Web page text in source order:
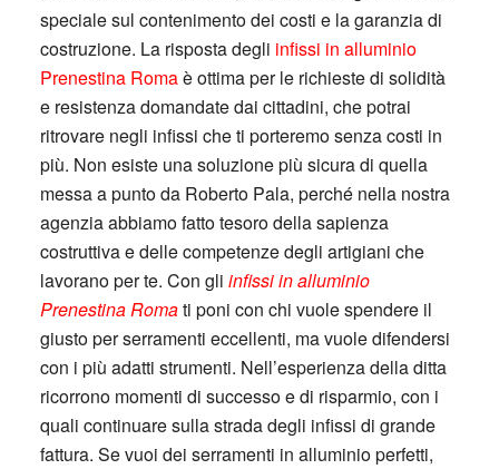
speciale sul contenimento dei costi e la garanzia di
costruzione. La risposta degli infissi in alluminio
Prenestina Romaè ottima per le richieste di solidità
e resistenza domandate dai cittadini, che potrai
ritrovare negli infissi che ti porteremo senza costi in
più. Non esiste una soluzione più sicura di quella
messa a punto da Roberto Pala, perché nella nostra
agenzia abbiamo fatto tesoro della sapienza
costruttiva e delle competenze degli artigiani che
lavorano per te. Con gli infissi in alluminio
Prenestina Romati poni con chi vuole spendere il
giusto per serramenti eccellenti, ma vuole difendersi
con i più adatti strumenti. Nell’esperienza della ditta
ricorrono momenti di successo e di risparmio, con i
quali continuare sulla strada degli infissi di grande
fattura. Se vuoi dei serramenti in alluminio perfetti,